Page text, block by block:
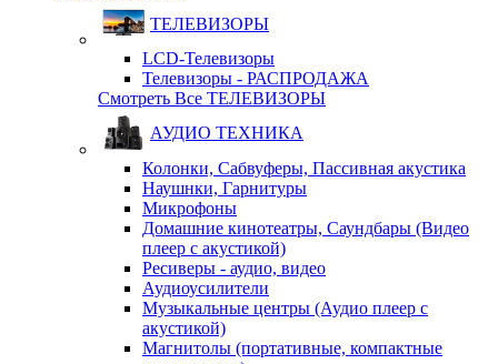
ТЕЛЕВИЗОРЫ
LCD-Телевизоры
Телевизоры - РАСПРОДАЖА
Смотреть Все ТЕЛЕВИЗОРЫ
АУДИО ТЕХНИКА
Колонки, Сабвуферы, Пассивная акустика
Наушнки, Гарнитуры
Микрофоны
Домашние кинотеатры, Саундбары (Видео
плеер с акустикой)
Ресиверы - аудио, видео
Аудиоусилители
Музыкальные центры (Аудио плеер с
акустикой)
Магнитолы (портативные, компактные